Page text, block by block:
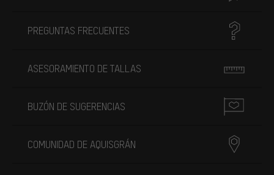
PREGUNTAS FRECUENTES
ASESORAMIENTO DE TALLAS
BUZÓN DE SUGERENCIAS
COMUNIDAD DE AQUISGRÁN